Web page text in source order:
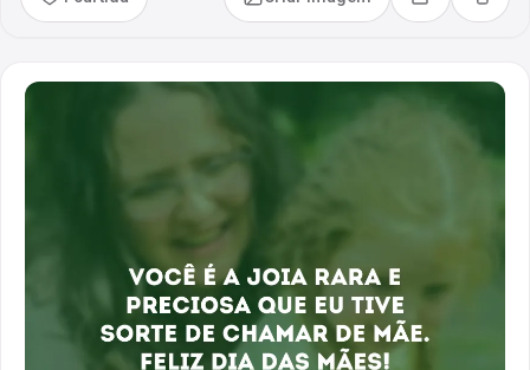
Compartilhar
Copiar